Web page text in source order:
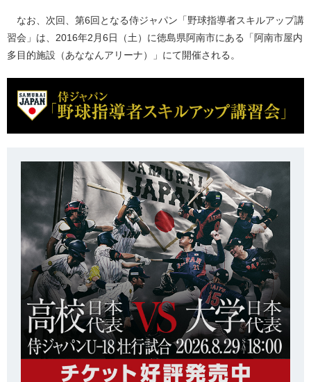
なお、次回、第6回となる侍ジャパン「野球指導者スキルアップ講
習会」は、2016年2月6日（土）に徳島県阿南市にある「阿南市屋内
多目的施設（あななんアリーナ）」にて開催される。